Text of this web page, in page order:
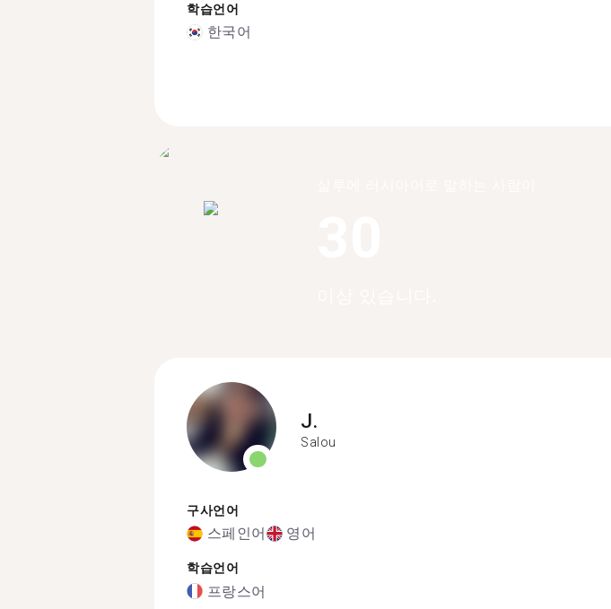
학습언어
한국어
J.
Salou
구사언어
스페인어 영어
학습언어
프랑스어